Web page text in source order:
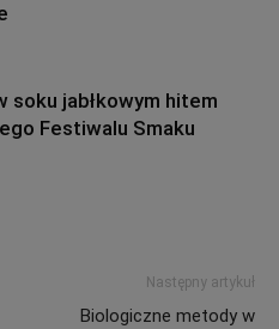
soku jabłkowym hitem
Festiwalu Smaku
Następny artykuł
Biologiczne metody w